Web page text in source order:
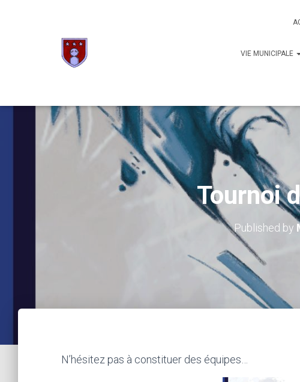
VIE MUNICIPALE
Tournoi
Published by
N’hésitez pas à constituer des équipes…